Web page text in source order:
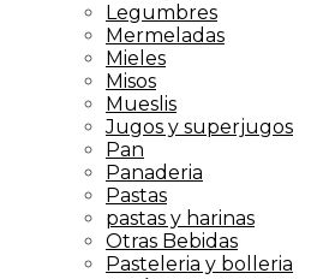
Legumbres
Mermeladas
Mieles
Misos
Mueslis
Jugos y superjugos
Pan
Panaderia
Pastas
pastas y harinas
Otras Bebidas
Pasteleria y bolleria